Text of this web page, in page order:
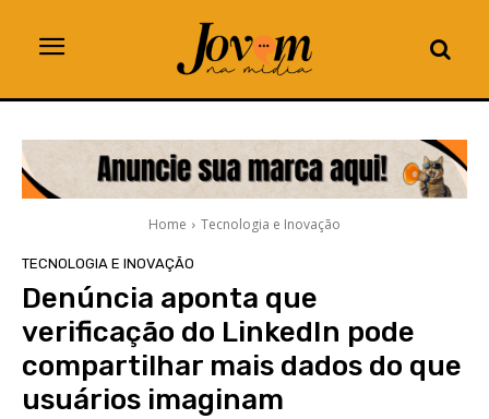
Home Tecnologia e Inovação
TECNOLOGIA E INOVAÇÃO
Denúncia aponta que
verificação do LinkedIn pode
compartilhar mais dados do que
usuários imaginam